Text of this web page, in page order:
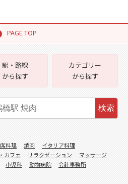
PAGE TOP
駅・路線
から探す
カテゴリー
から探す
検索
料理 焼肉
イタリア料理
カフェ リラクゼーション
マッサージ
小児科 動物病院
会計事務所